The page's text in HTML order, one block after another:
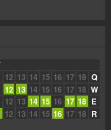
12 13 14 15 16 17 18 Q
12 13 14 15 16 17 18 W
12 13 14 15 16 17 18 E
12 13 14 15 16 17 18 R